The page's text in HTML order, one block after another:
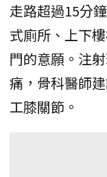
走路超過15分
式廁所、上下
門的意願。注
痛，骨科醫師
工膝關節。